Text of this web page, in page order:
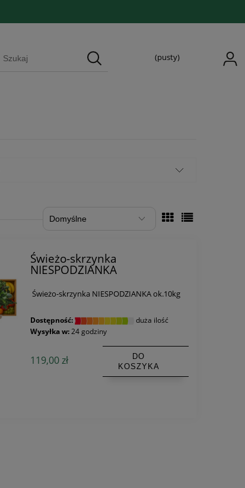
(pusty)
Świeżo-skrzynka
NIESPODZIANKA
Świeżo-skrzynka NIESPODZIANKA ok.10kg
Dostępność:
duża ilość
Wysyłka w: 24 godziny
119,00 zł
DO
KOSZYKA